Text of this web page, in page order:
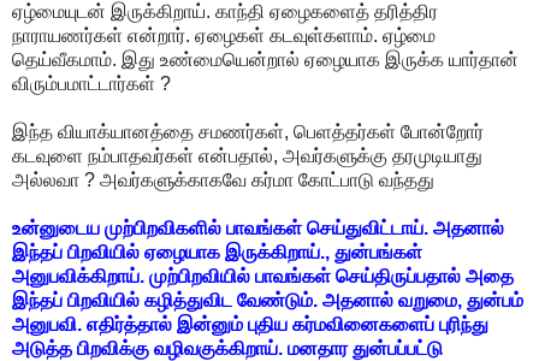
ஏழ்மையுடன் இருக்கிறாய். காந்தி ஏழைகளைத் தரித்திர
நாராயணர்கள் என்றார். ஏழைகள் கடவுள்களாம். ஏழ்மை
தெய்வீகமாம். இது உண்மையென்றால் ஏழையாக இருக்க யார்தான்
விரும்பமாட்டார்கள் ?
இந்த வியாக்யானத்தை சமணர்கள், பெளத்தர்கள் போன்றோர்
கடவுளை நம்பாதவர்கள் என்பதால், அவர்களுக்கு தரமுடியாது
அல்லவா ? அவர்களுக்காகவே கர்மா கோட்பாடு வந்தது
உன்னுடைய முற்பிறவிகளில் பாவங்கள் செய்துவிட்டாய். அதனால்
இந்தப் பிறவியில் ஏழையாக இருக்கிறாய்., துன்பங்கள்
அனுபவிக்கிறாய். முற்பிறவியில் பாவங்கள் செய்திருப்பதால் அதை
இந்தப் பிறவியில் கழித்துவிட வேண்டும். அதனால் வறுமை, துன்பம்
அனுபவி. எதிர்த்தால் இன்னும் புதிய கர்மவினைகளைப் புரிந்து
அடுத்த பிறவிக்கு வழிவகுக்கிறாய். மனதார துன்பப்பட்டு